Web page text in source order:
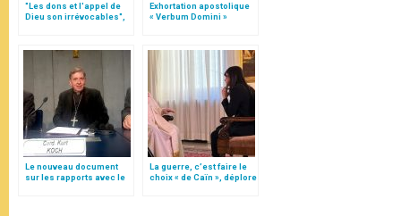
"Les dons et l'appel de
Dieu son irrévocables",
Exhortation apostolique
« Verbum Domini »
Le nouveau document
sur les rapports avec le
La guerre, c’est faire le
choix « de Caïn », déplore